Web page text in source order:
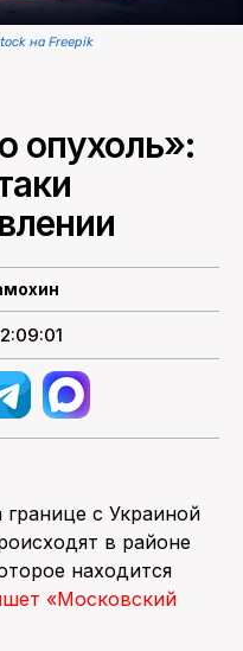
на Freepik
опухоль»:
с Украиной
в районе
находится
«Московский